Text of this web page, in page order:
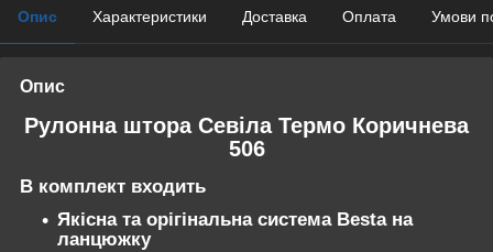
Опис Характеристики Доставка Оплата Умови
Опис
Рулонна штора Севіла Термо Коричнева
506
В комплект входить
Якісна та орігінальна система Besta на
ланцюжку